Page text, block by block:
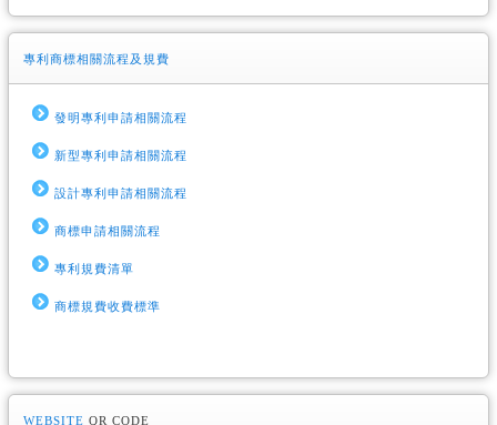
專利商標相關流程及規費
發明專利申請相關流程
新型專利申請相關流程
設計專利申請相關流程
商標申請相關流程
專利規費清單
商標規費收費標準
WEBSITE QR CODE